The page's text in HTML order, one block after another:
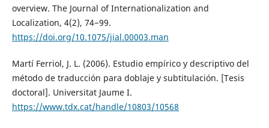
overview. The Journal of Internationalization and
Localization, 4(2), 74−99.
https://doi.org/10.1075/jial.00003.man
Martí Ferriol, J. L. (2006). Estudio empírico y descriptivo del
método de traducción para doblaje y subtitulación. [Tesis
doctoral]. Universitat Jaume I.
https://www.tdx.cat/handle/10803/10568